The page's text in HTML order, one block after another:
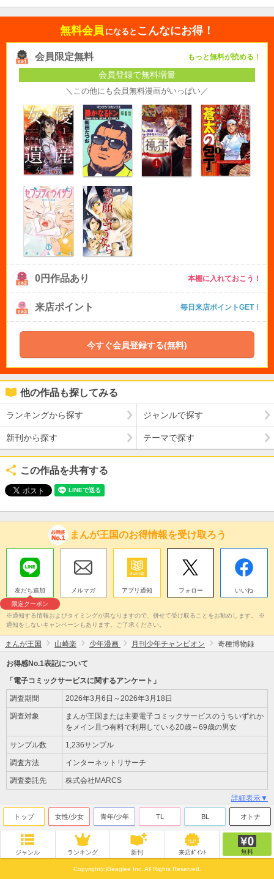
無料会員 になると こんなにお得！
会員限定無料 もっと無料が読める！
会員登録で無料増量
＼この他にも会員無料漫画がいっぱい／
0円作品あり 本棚に入れておこう！
来店ポイント 毎日来店ポイントGET！
今すぐ会員登録する(無料)
他の作品も探してみる
ランキングから探す ジャンルで探す
新刊から探す テーマで探す
この作品を共有する
まんが王国のお得情報を受け取ろう
友だち追加
限定クーポン
メルマガ アプリ通知 フォロー いいね
※通知する情報およびタイミングが異なりますので、併せて受け取ることをお勧めします。 ※
通知をしないキャンペーンもあります。ご了承ください。
まんが王国 山崎楽 少年漫画 月刊少年チャンピオン 奇種博物録
お得感No.1表記について
「電子コミックサービスに関するアンケート」
調査期間 2026年3月6日～2026年3月18日
調査対象
まんが王国または主要電子コミックサービスのうちいずれか
をメイン且つ有料で利用している20歳～69歳の男女
サンプル数 1,236サンプル
調査方法 インターネットリサーチ
調査委託先 株式会社MARCS
詳細表示▼
トップ 女性/少女 青年/少年 TL BL オトナ
ジャンル ランキング 新刊 来店ﾎﾟｲﾝﾄ 無料
Copyright(c)Beaglee Inc. All Rights Reserved.